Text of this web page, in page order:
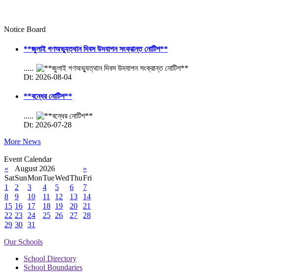
Notice Board
**জুলাই গণঅভ্যুত্থান দিবস উদযাপন সংক্রান্ত নোটিশ**
.....
Dt: 2026-08-04
**বন্ধের নোটিশ**
.....
Dt: 2026-07-28
More News
Event Calendar
«
August 2026
»
SatSunMonTueWedThuFri
1
2 3 4 5 6
7
8
9 10 11 12 13
14
15 16 17 18 19 20
21
22 23 24 25 26 27
28
29 30 31
Our Schools
School Directory
School Boundaries